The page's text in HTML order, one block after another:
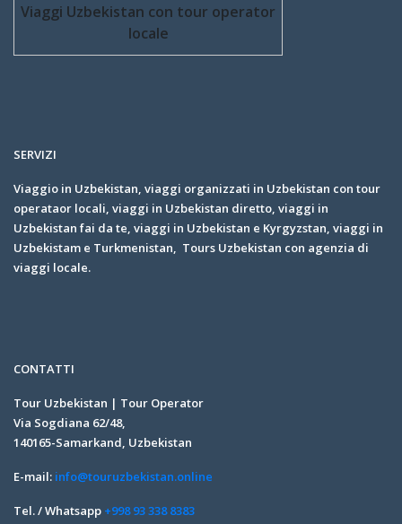
Viaggi Uzbekistan con tour operator
locale
SERVIZI
Viaggio in Uzbekistan, viaggi organizzati in Uzbekistan con tour
operataor locali, viaggi in Uzbekistan diretto, viaggi in
Uzbekistan fai da te, viaggi in Uzbekistan e Kyrgyzstan, viaggi in
Uzbekistam e Turkmenistan, Tours Uzbekistan con agenzia di
viaggi locale.
CONTATTI
Tour Uzbekistan | Tour Operator
Via Sogdiana 62/48,
140165-Samarkand, Uzbekistan
E-mail: info@touruzbekistan.online
Tel. / Whatsapp +998 93 338 8383